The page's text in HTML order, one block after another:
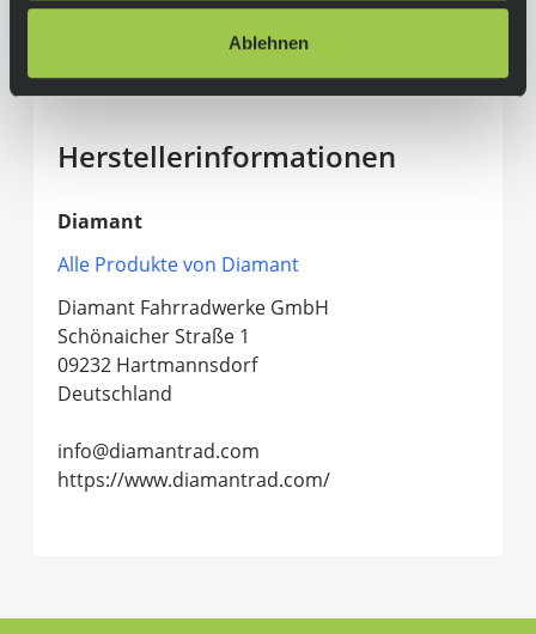
Ablehnen
/ LED, Herrmans H-Trace mit Standlicht / LED,
Pletscher Comp Flex 18
Herstellerinformationen
Diamant
Alle Produkte von Diamant
Diamant Fahrradwerke GmbH
Schönaicher Straße 1
09232 Hartmannsdorf
Deutschland
info@diamantrad.com
https://www.diamantrad.com/